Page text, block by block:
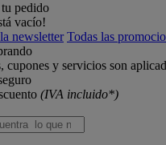
pedido
vacío!
newsletter Todas las
cupones y servicios son
(IVA incluido*)